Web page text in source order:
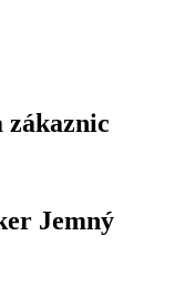
zákaznic
Jemný